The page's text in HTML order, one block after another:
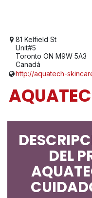
81 Kelfield St
Unit#5
Toronto ON M9W 5A3
Canadá
http://aquatech-
DEL